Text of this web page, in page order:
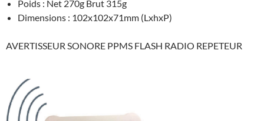
Poids : Net 270g Brut 315g
Dimensions : 102x102x71mm (LxhxP)
AVERTISSEUR SONORE PPMS FLASH RADIO REPETEUR